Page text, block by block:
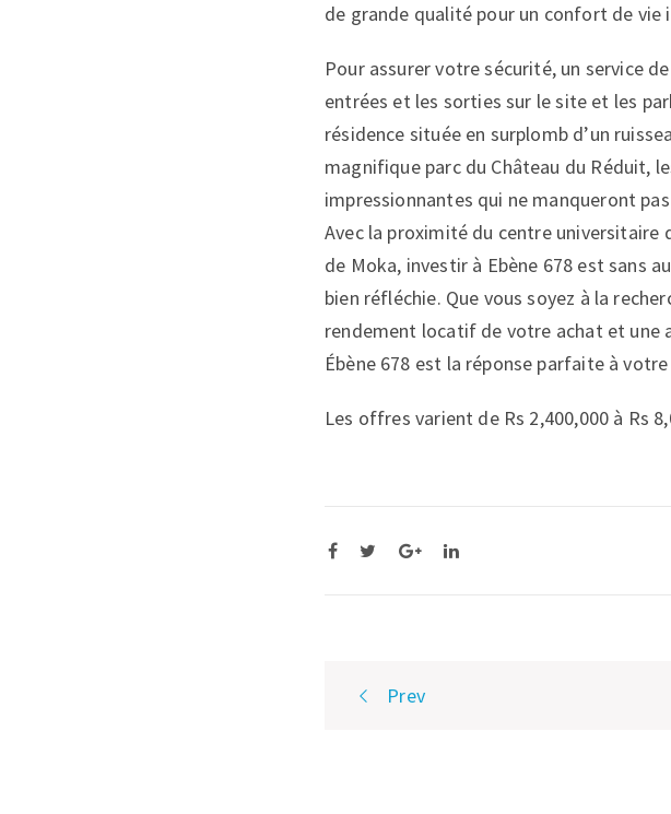
de grande qualité pour un confort de vie
Pour assurer votre sécurité, un service
entrées et les sorties sur le site et les
résidence située en surplomb d’un
magnifique parc du Château du Réduit,
impressionnantes qui ne manqueront
Avec la proximité du centre
de Moka, investir à Ebène 678 est sans
bien réfléchie. Que vous soyez à la
rendement locatif de votre achat et une
Ébène 678 est la réponse parfaite à
Les offres varient de Rs 2,400,000 à Rs
PostPrev